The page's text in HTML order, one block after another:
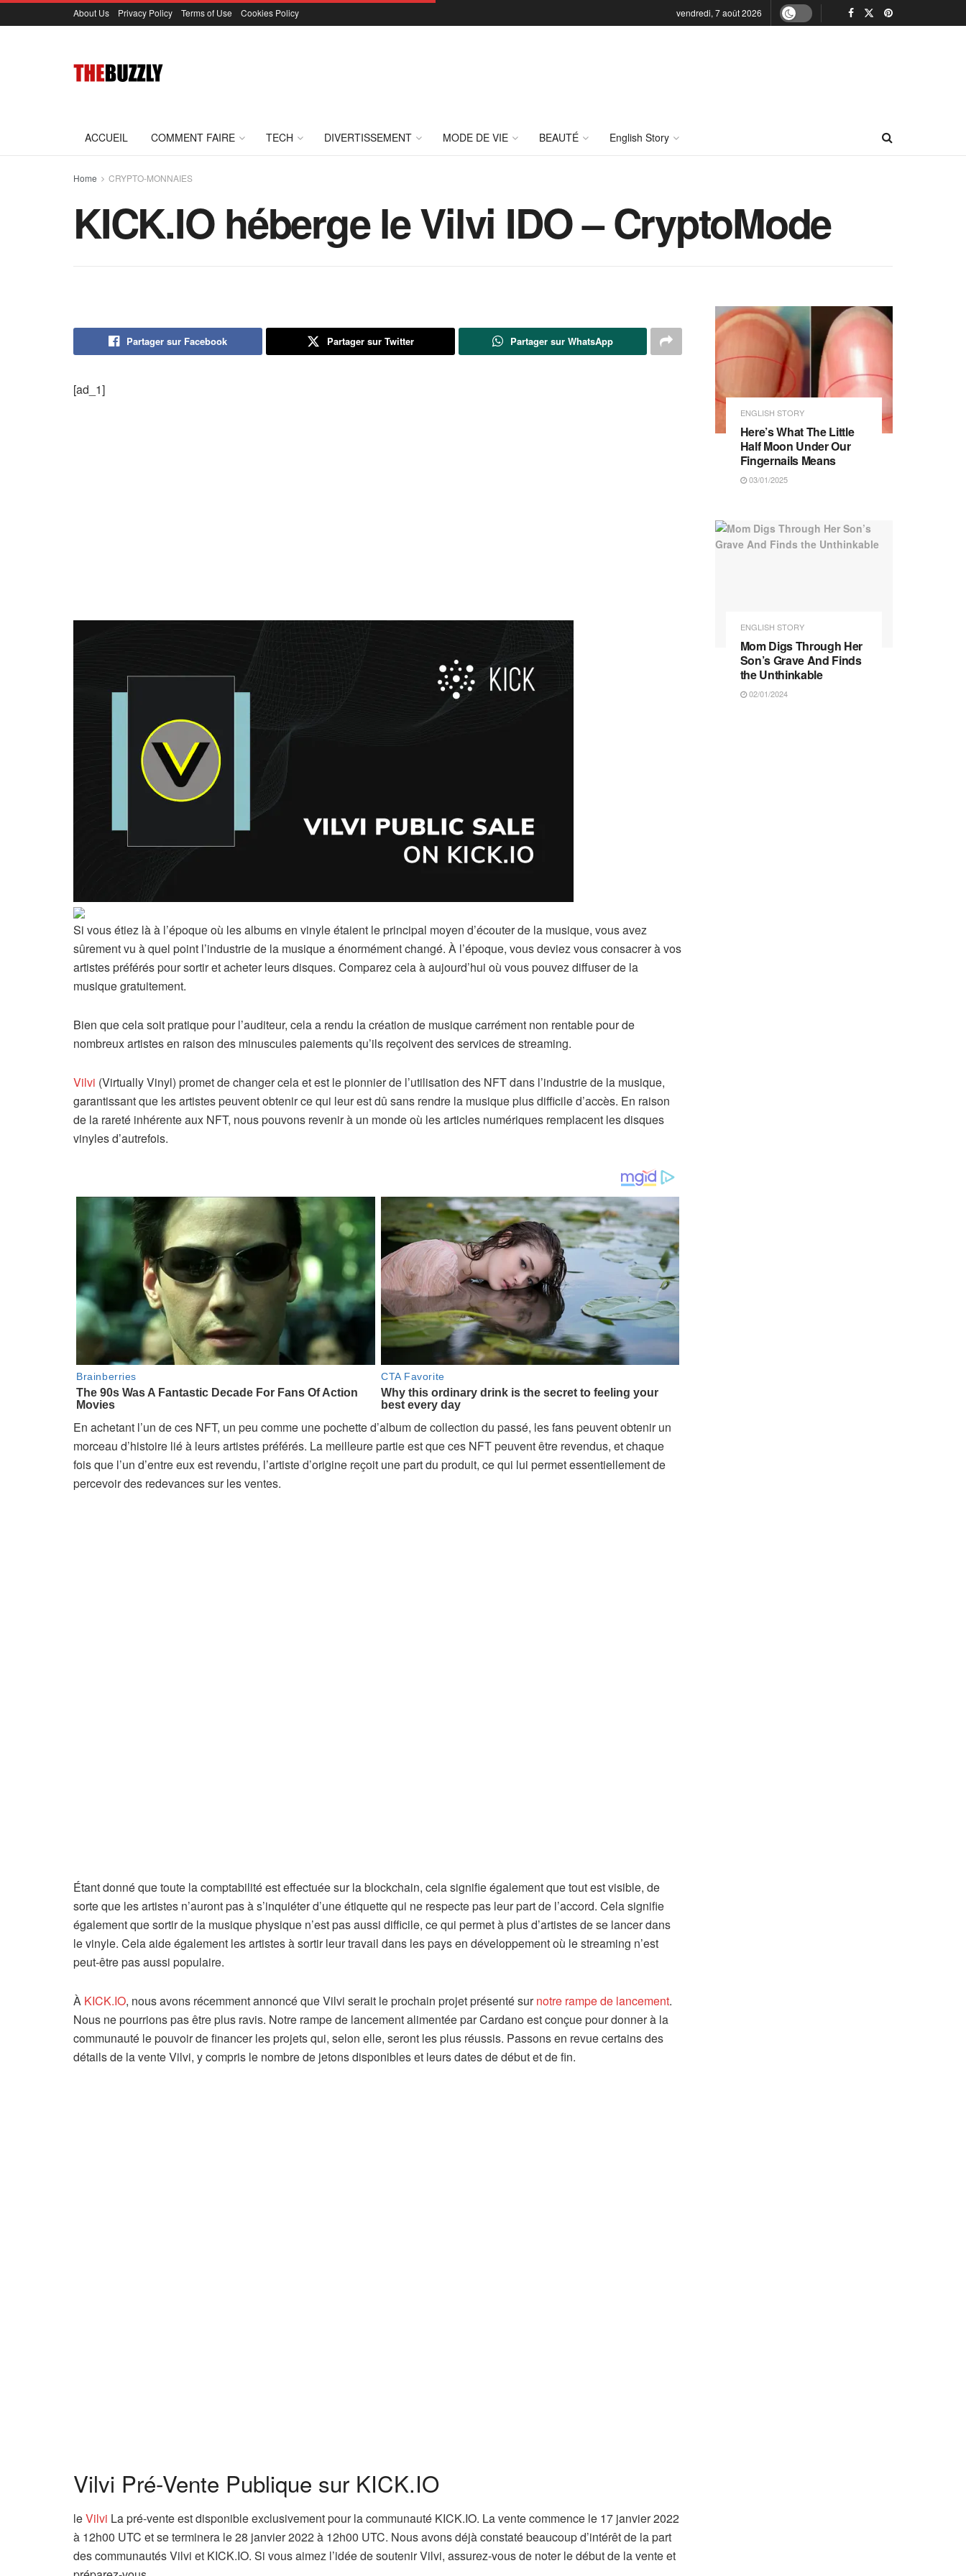
About Us Privacy Policy Terms of Use Cookies Policy vendredi, 7 août 2026
ACCUEIL COMMENT FAIRE TECH DIVERTISSEMENT MODE DE VIE BEAUTÉ English Story
Home CRYPTO-MONNAIES
KICK.IO héberge le Vilvi IDO – CryptoMode
Partager sur Facebook Partager sur Twitter Partager sur WhatsApp
[ad_1]
Si vous étiez là à l’époque où les albums en vinyle étaient le principal moyen d’écouter de la musique, vous avez
sûrement vu à quel point l’industrie de la musique a énormément changé. À l’époque, vous deviez vous consacrer à vos
artistes préférés pour sortir et acheter leurs disques. Comparez cela à aujourd’hui où vous pouvez diffuser de la
musique gratuitement.
Bien que cela soit pratique pour l’auditeur, cela a rendu la création de musique carrément non rentable pour de
nombreux artistes en raison des minuscules paiements qu’ils reçoivent des services de streaming.
Vilvi (Virtually Vinyl) promet de changer cela et est le pionnier de l’utilisation des NFT dans l’industrie de la musique,
garantissant que les artistes peuvent obtenir ce qui leur est dû sans rendre la musique plus difficile d’accès. En raison
de la rareté inhérente aux NFT, nous pouvons revenir à un monde où les articles numériques remplacent les disques
vinyles d’autrefois.
En achetant l’un de ces NFT, un peu comme une pochette d’album de collection du passé, les fans peuvent obtenir un
morceau d’histoire lié à leurs artistes préférés. La meilleure partie est que ces NFT peuvent être revendus, et chaque
fois que l’un d’entre eux est revendu, l’artiste d’origine reçoit une part du produit, ce qui lui permet essentiellement de
percevoir des redevances sur les ventes.
Étant donné que toute la comptabilité est effectuée sur la blockchain, cela signifie également que tout est visible, de
sorte que les artistes n’auront pas à s’inquiéter d’une étiquette qui ne respecte pas leur part de l’accord. Cela signifie
également que sortir de la musique physique n’est pas aussi difficile, ce qui permet à plus d’artistes de se lancer dans
le vinyle. Cela aide également les artistes à sortir leur travail dans les pays en développement où le streaming n’est
peut-être pas aussi populaire.
À KICK.IO, nous avons récemment annoncé que Vilvi serait le prochain projet présenté surnotre rampe de lancement.
Nous ne pourrions pas être plus ravis. Notre rampe de lancement alimentée par Cardano est conçue pour donner à la
communauté le pouvoir de financer les projets qui, selon elle, seront les plus réussis. Passons en revue certains des
détails de la vente Vilvi, y compris le nombre de jetons disponibles et leurs dates de début et de fin.
Vilvi Pré-Vente Publique sur KICK.IO
leVilvi La pré-vente est disponible exclusivement pour la communauté KICK.IO. La vente commence le 17 janvier 2022
à 12h00 UTC et se terminera le 28 janvier 2022 à 12h00 UTC. Nous avons déjà constaté beaucoup d’intérêt de la part
des communautés Vilvi et KICK.IO. Si vous aimez l’idée de soutenir Vilvi, assurez-vous de noter le début de la vente et
ENGLISH STORY
Here’s What The Little
Half Moon Under Our
Fingernails Means
03/01/2025
ENGLISH STORY
Mom Digs Through Her
Son’s Grave And Finds
the Unthinkable
02/01/2024